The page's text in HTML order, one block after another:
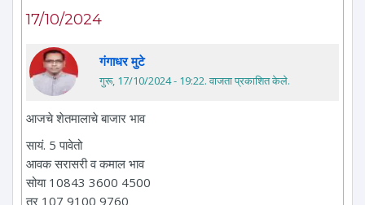
17/10/2024
गंगाधर मुटे
गुरू, 17/10/2024 - 19:22. वाजता प्रकाशित केले.
आजचे शेतमालाचे बाजार भाव
सायं. 5 पावेतो
आवक सरासरी व कमाल भाव
सोया 10843 3600 4500
तुर 107 9100 9760